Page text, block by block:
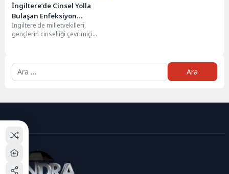
İngiltere’de Cinsel Yolla
Bulaşan Enfeksiyon
Vakalarında Artış
İngiltere'de milletvekilleri,
gençlerin cinselliği çevrimiçi
belirtti....
Arama: